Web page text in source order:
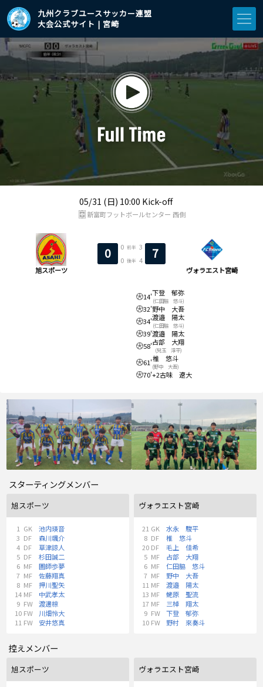
九州クラブユースサッカー連盟
大会公式サイト | 宮崎
05/31 (日) 10:00 Kick-off
旭スポーツ
0 0 前半 3
0 後半 4 7
ヴォラエスト宮崎
14'下登 郁弥
(仁田脇 悠斗)
32'野中 大吾
34'渡邉 陽太
(仁田脇 悠斗)
39'渡邉 陽太
58'占部 大翔
(兒玉 淳平)
61'椎 悠斗
(野中 大吾)
70'+2古味 遼大
新富町フットボールセンター 西側
スターティングメンバー
旭スポーツ
1 GK
池内瑛音
3 DF
森川颯介
4 DF
草津諒人
5 DF
杉田誠二
6 MF
圖師歩夢
7 MF
佐藤翔真
8 MF
押川聖矢
14 MF
中武孝太
9 FW
渡邊椋
10 FW
川畑怜大
11 FW 安井悠真
ヴォラエスト宮崎
21 GK
水永 駿平
8 DF
椎 悠斗
20 DF
毛上 佳希
5 MF
占部 大翔
6 MF
仁田脇 悠斗
7 MF
野中 大吾
11 MF
渡邉 陽太
13 MF
蛯原 聖流
17 MF
三棹 翔太
9 FW
下登 郁弥
10 FW 野村 來奏斗
控えメンバー
旭スポーツ ヴォラエスト宮崎